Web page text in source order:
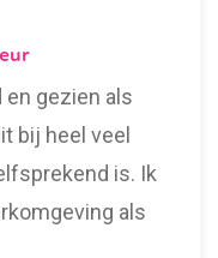
en gezien als
bij heel veel
is. Ik
als